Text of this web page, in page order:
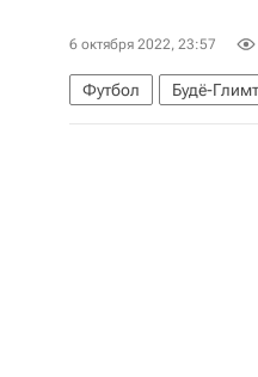
6 октября 2022, 23:57
Футбол Будё-Глимт
Никита Хайкин